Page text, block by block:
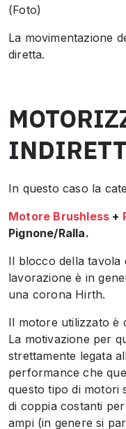
(Foto)
La movimentazione
diretta.
In questo caso la
Motore Brushless +
Pignone/Ralla.
Il blocco della tavola
lavorazione è in
una corona Hirth.
Il motore utilizzato è
La motivazione per
strettamente legata
performance che
questo tipo di motori
di coppia costanti
ampi (in genere si